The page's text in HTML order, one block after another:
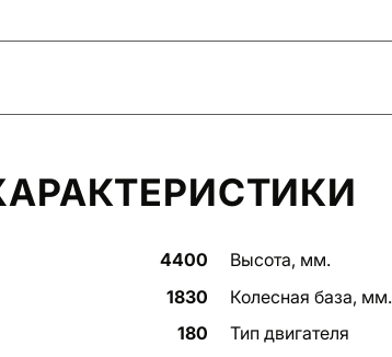
4400 Высота, мм.
1830 Колесная база, мм.
180 Тип двигателя